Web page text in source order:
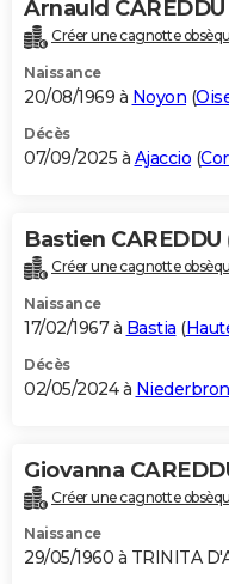
Bricolage
Lifestyle
Culture
Sport
Auto
Television
Voyage
Cinema
Arnauld CAREDDU
Créer une cagnotte
Naissance
20/08/1969 à Noyon (
Décès
07/09/2025 à Ajaccio (
Bastien CAREDDU
Créer une cagnotte
Naissance
17/02/1967 à Bastia (
Décès
02/05/2024 à
Giovanna
Créer une cagnotte
Naissance
29/05/1960 à TRINITA